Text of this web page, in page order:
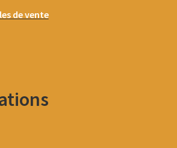
de vente